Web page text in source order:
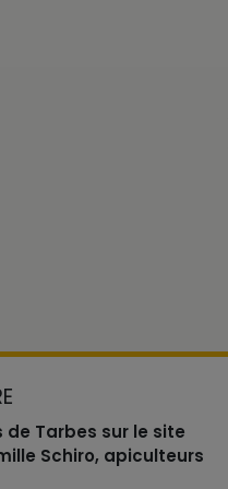
de Tarbes sur le site
Schiro, apiculteurs